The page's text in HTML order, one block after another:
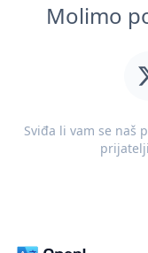
Molimo
Sviđa li vam se naš